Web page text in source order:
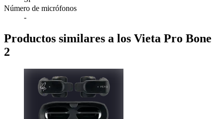
Número de micrófonos
-
Productos similares a los Vieta Pro Bone
2